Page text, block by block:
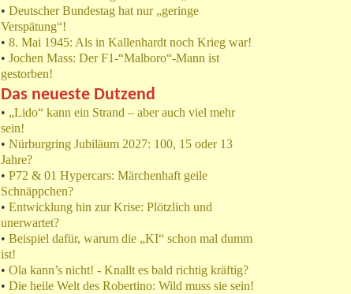
• Deutscher Bundestag hat nur „geringe
Verspätung“!
• 8. Mai 1945: Als in Kallenhardt noch Krieg war!
• Jochen Mass: Der F1-“Malboro“-Mann ist
gestorben!
Das neueste Dutzend
• „Lido“ kann ein Strand – aber auch viel mehr
sein!
• Nürburgring Jubiläum 2027: 100, 15 oder 13
Jahre?
• P72 & 01 Hypercars: Märchenhaft geile
Schnäppchen?
• Entwicklung hin zur Krise: Plötzlich und
unerwartet?
• Beispiel dafür, warum die „KI“ schon mal dumm
ist!
• Ola kann’s nicht! - Knallt es bald richtig kräftig?
• Die heile Welt des Robertino: Wild muss sie sein!